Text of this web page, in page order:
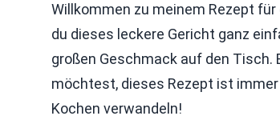
Willkommen zu meinem Rezept
du dieses leckere Gericht ganz
großen Geschmack auf den Tisch.
möchtest, dieses Rezept ist
Kochen verwandeln!